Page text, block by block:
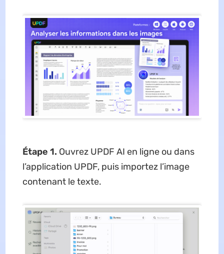
Étape 1. Ouvrez UPDF AI en ligne ou dans
l’application UPDF, puis importez l’image
contenant le texte.